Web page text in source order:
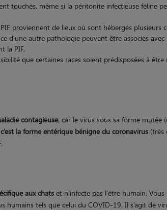
touchés, même si la péritonite infectieuse féline
proviennent de lieux où sont hébergés plusieurs
d’une autre pathologie peuvent être associés avec
la PIF.
que certaines races soient prédisposées à
contagieuse, car le virus sous sa forme mutée
la forme entérique bénigne du coronavirus (très
aux chats et n’infecte pas l’être humain.
tels que celui du COVID-19. Il s’agit de